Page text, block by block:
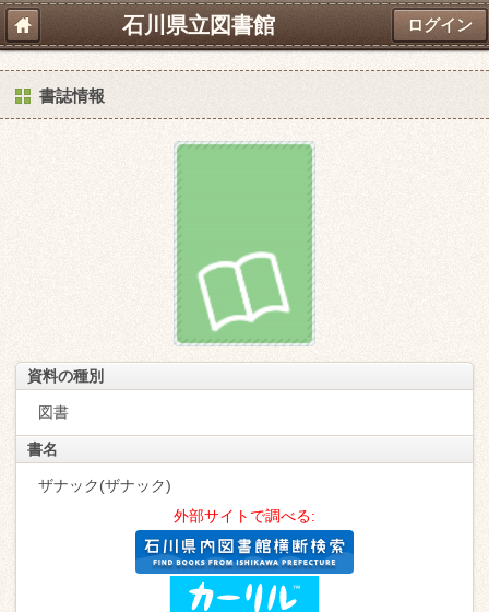
石川県立図書館 ログイン
書誌情報
資料の種別
図書
書名
ザナック(ザナック)
外部サイトで調べる: